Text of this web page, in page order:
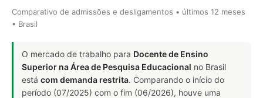
Comparativo de admissões e desligamentos • últimos 12 meses
• Brasil
O mercado de trabalho para Docente de Ensino
Superior na Área de Pesquisa Educacional no Brasil
está com demanda restrita. Comparando o início do
período (07/2025) com o fim (06/2026), houve uma